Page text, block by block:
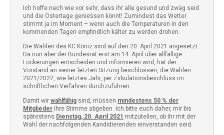
Ich hoffe nach wie vor sehr, dass ihr alle gesund und zwäg seid
und die Ostertage geniessen könnt! Zumindest das Wetter
stimmt ja im Moment – wenn auch die Temperaturen in den
kommenden Tagen empfindlich kälter zu werden drohen.
Die Wahlen des KC Köniz sind auf den 20. April 2021 angesetzt.
Da nun aber der Bundesrat erst am 14. April über allfällige
Lockerungen entscheiden und informieren wird, hat der
Vorstand an seiner letzten Sitzung beschlossen, die Wahlen
2021/2022, wie letztes Jahr, per Zirkulationsbeschluss im
schriftlichen Verfahren durchzuführen.
Damit wir wahlfähig sind, müssen mindestens 50 % der
Mitglieder ihre Stimme abgeben. Ich bitte euch daher, mir bis
spätestens Dienstag, 20. April 2021 mitzuteilen, ob ihr mit der
Wahl der nachfolgenden Kandidierenden einverstanden seid.